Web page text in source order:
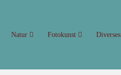
Natur Fotokunst Diverses